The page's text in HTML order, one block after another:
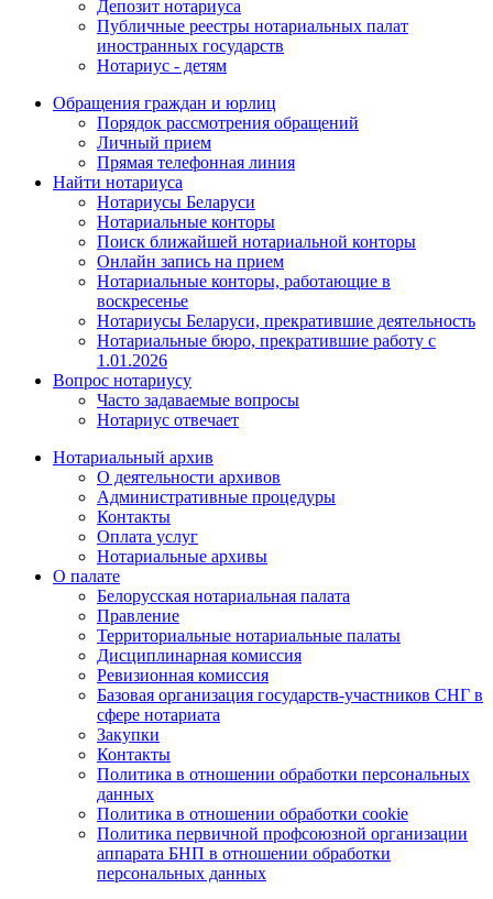
Депозит нотариуса
Публичные реестры нотариальных палат
иностранных государств
Нотариус - детям
Обращения граждан и юрлиц
Порядок рассмотрения обращений
Личный прием
Прямая телефонная линия
Найти нотариуса
Нотариусы Беларуси
Нотариальные конторы
Поиск ближайшей нотариальной конторы
Онлайн запись на прием
Нотариальные конторы, работающие в
воскресенье
Нотариусы Беларуси, прекратившие деятельность
Нотариальные бюро, прекратившие работу с
1.01.2026
Вопрос нотариусу
Часто задаваемые вопросы
Нотариус отвечает
Нотариальный архив
О деятельности архивов
Административные процедуры
Контакты
Оплата услуг
Нотариальные архивы
О палате
Белорусская нотариальная палата
Правление
Территориальные нотариальные палаты
Дисциплинарная комиссия
Ревизионная комиссия
Базовая организация государств-участников СНГ в
сфере нотариата
Закупки
Контакты
Политика в отношении обработки персональных
данных
Политика в отношении обработки cookie
Политика первичной профсоюзной организации
аппарата БНП в отношении обработки
персональных данных